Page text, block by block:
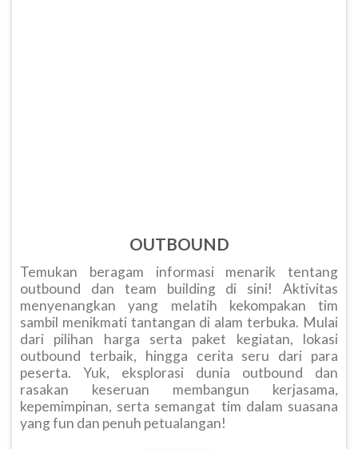
OUTBOUND
Temukan beragam informasi menarik tentang
outbound dan team building di sini! Aktivitas
menyenangkan yang melatih kekompakan tim
sambil menikmati tantangan di alam terbuka. Mulai
dari pilihan harga serta paket kegiatan, lokasi
outbound terbaik, hingga cerita seru dari para
peserta. Yuk, eksplorasi dunia outbound dan
rasakan keseruan membangun kerjasama,
kepemimpinan, serta semangat tim dalam suasana
yang fun dan penuh petualangan!